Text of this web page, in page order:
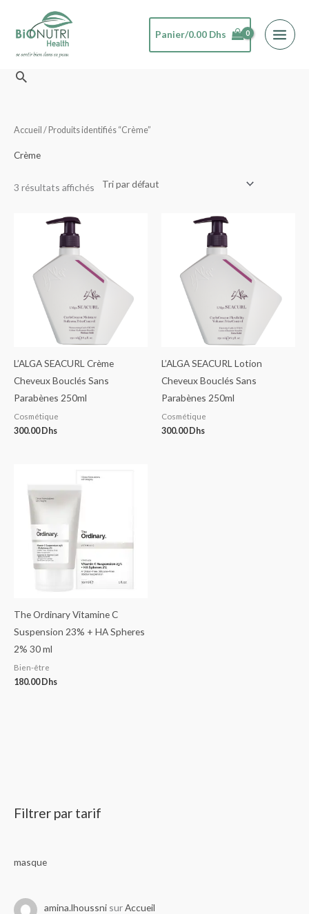
contenu
Panier/0.00 Dhs
Rechercher
Filtrer par tarif
masque
amina.lhoussni surAccueil
Accueil / Produits identifiés “Crème”
Crème
3 résultats affichés
L’ALGA SEACURL Crème
Cheveux Bouclés Sans
Parabènes 250ml
Cosmétique
300.00Dhs
L’ALGA SEACURL Lotion
Cheveux Bouclés Sans
Parabènes 250ml
Cosmétique
300.00Dhs
The Ordinary Vitamine C
Suspension 23% + HA Spheres
2% 30 ml
Bien-être
180.00Dhs